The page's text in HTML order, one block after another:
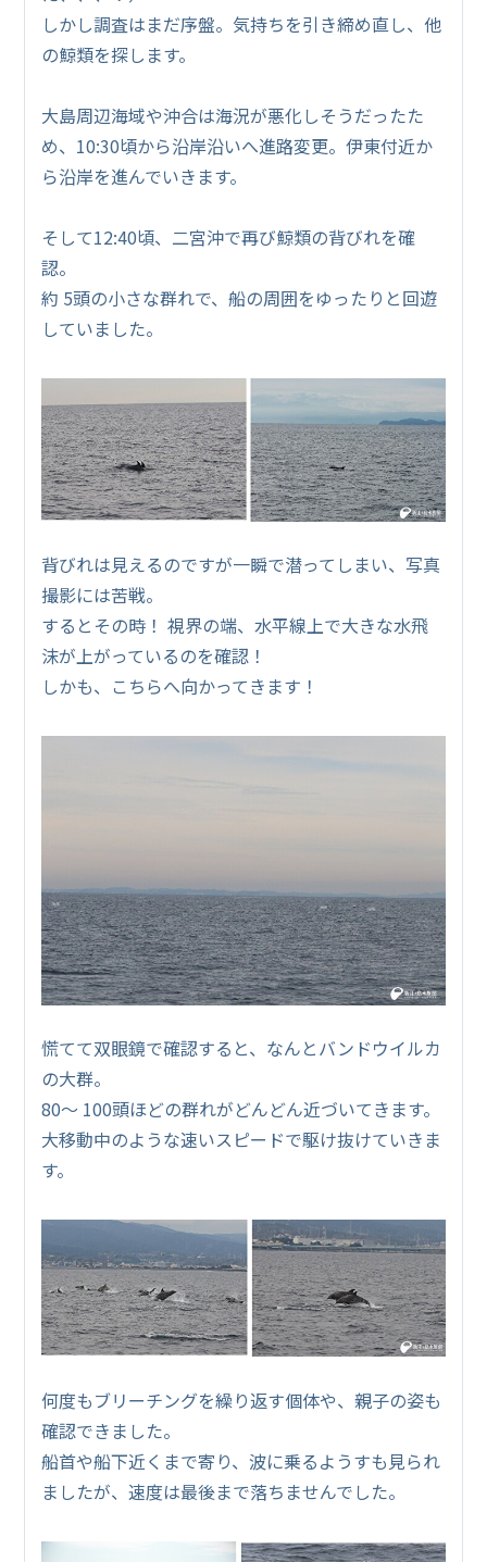
しかし調査はまだ序盤。気持ちを引き締め直し、他
の鯨類を探します。
大島周辺海域や沖合は海況が悪化しそうだったた
め、10:30頃から沿岸沿いへ進路変更。伊東付近か
ら沿岸を進んでいきます。
そして12:40頃、二宮沖で再び鯨類の背びれを確
認。
約 5頭の小さな群れで、船の周囲をゆったりと回遊
していました。
背びれは見えるのですが一瞬で潜ってしまい、写真
撮影には苦戦。
するとその時！ 視界の端、水平線上で大きな水飛
沫が上がっているのを確認！
しかも、こちらへ向かってきます！
慌てて双眼鏡で確認すると、なんとバンドウイルカ
の大群。
80〜 100頭ほどの群れがどんどん近づいてきます。
大移動中のような速いスピードで駆け抜けていきま
す。
何度もブリーチングを繰り返す個体や、親子の姿も
確認できました。
船首や船下近くまで寄り、波に乗るようすも見られ
ましたが、速度は最後まで落ちませんでした。